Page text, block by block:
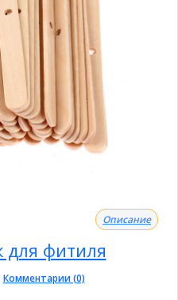
Описание
фитиля
Комментарии (0)